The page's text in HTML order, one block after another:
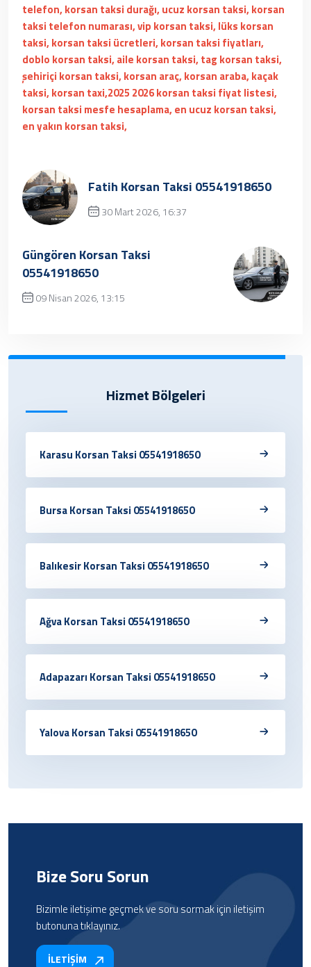
telefon, korsan taksi durağı, ucuz korsan taksi, korsan
taksi telefon numarası, vip korsan taksi, lüks korsan
taksi, korsan taksi ücretleri, korsan taksi fiyatları,
doblo korsan taksi, aile korsan taksi, tag korsan taksi,
şehiriçi korsan taksi, korsan araç, korsan araba, kaçak
taksi, korsan taxi,2025 2026 korsan taksi fiyat listesi,
korsan taksi mesfe hesaplama, en ucuz korsan taksi,
en yakın korsan taksi,
Fatih Korsan Taksi 05541918650
30 Mart 2026, 16:37
Güngören Korsan Taksi
05541918650
09 Nisan 2026, 13:15
Hizmet Bölgeleri
Karasu Korsan Taksi 05541918650
Bursa Korsan Taksi 05541918650
Balıkesir Korsan Taksi 05541918650
Ağva Korsan Taksi 05541918650
Adapazarı Korsan Taksi 05541918650
Yalova Korsan Taksi 05541918650
Bize Soru Sorun
Bizimle iletişime geçmek ve soru sormak için iletişim
butonuna tıklayınız.
İLETİŞİM